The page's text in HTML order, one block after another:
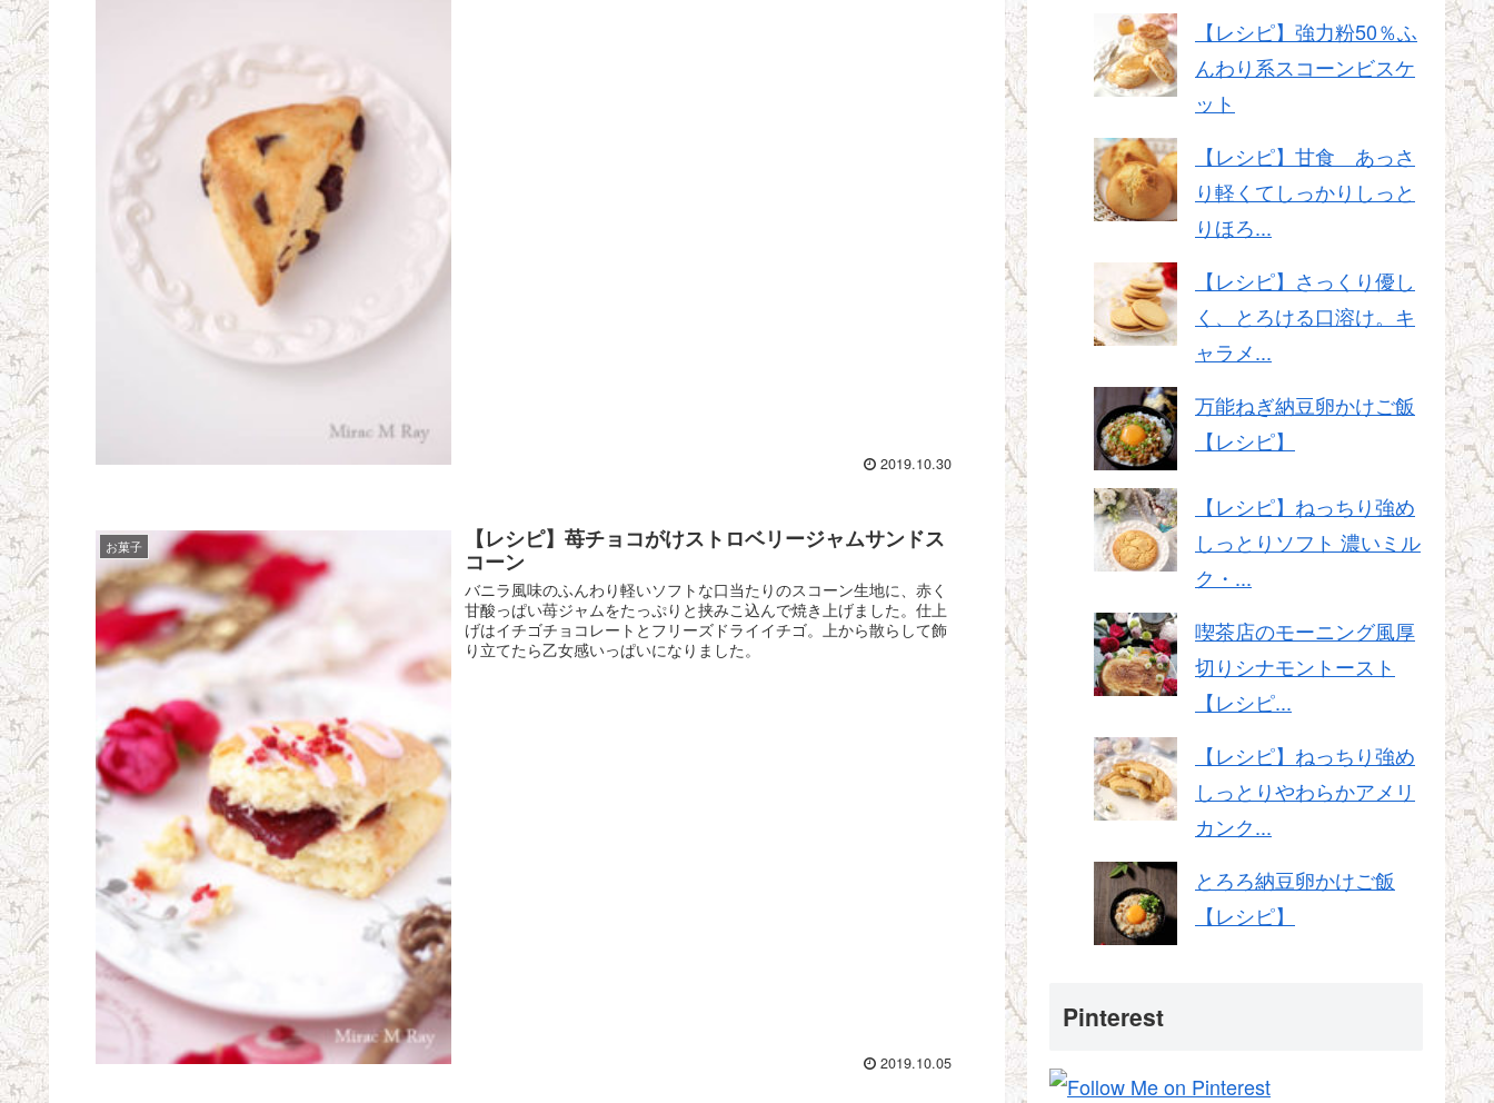
2019.10.30
お菓子
【レシピ】苺チョコがけストロベリージャムサンドス
コーン
バニラ風味のふんわり軽いソフトな口当たりのスコーン生地に、赤く
甘酸っぱい苺ジャムをたっぷりと挟みこ込んで焼き上げました。仕上
げはイチゴチョコレートとフリーズドライイチゴ。上から散らして飾
り立てたら乙女感いっぱいになりました。
2019.10.05
【レシピ】強力粉50％ふ
んわり系スコーンビスケ
ット
【レシピ】甘食 あっさ
り軽くてしっかりしっと
りほろ...
【レシピ】さっくり優し
く、とろける口溶け。キ
ャラメ...
万能ねぎ納豆卵かけご飯
【レシピ】
【レシピ】ねっちり強め
しっとりソフト 濃いミル
ク・...
喫茶店のモーニング風厚
切りシナモントースト
【レシピ...
【レシピ】ねっちり強め
しっとりやわらかアメリ
カンク...
とろろ納豆卵かけご飯
【レシピ】
Pinterest